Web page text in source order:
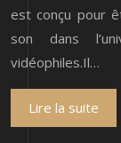
est conçu pour
son dans
vidéophiles.Il…
Lire la suite